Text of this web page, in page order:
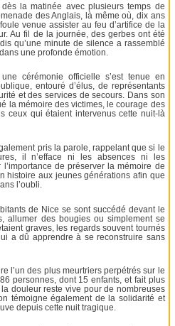
la matinée avec plusieurs temps de
des Anglais, là même où, dix ans
venue assister au feu d’artifice de la
Au fil de la journée, des gerbes ont été
qu’une minute de silence a rassemblé
une profonde émotion.
cérémonie officielle s’est tenue en
entouré d’élus, de représentants
et des services de secours. Dans son
la mémoire des victimes, le courage des
ceux qui étaient intervenus cette nuit-là
pris la parole, rappelant que si le
il n’efface ni les absences ni les
de préserver la mémoire de
histoire aux jeunes générations afin que
l’oubli.
de Nice se sont succédé devant le
allumer des bougies ou simplement se
graves, les regards souvent tournés
a dû apprendre à se reconstruire sans
l’un des plus meurtriers perpétrés sur le
personnes, dont 15 enfants, et fait plus
douleur reste vive pour de nombreuses
témoigne également de la solidarité et
depuis cette nuit tragique.